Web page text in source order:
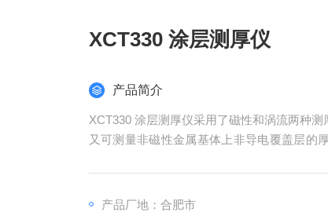
XCT330 涂层测厚仪
产品简介
XCT330 涂层测厚仪采用了磁性和涡流两种
又可测量非磁性金属基体上非导电覆盖层的
产品厂地：合肥市